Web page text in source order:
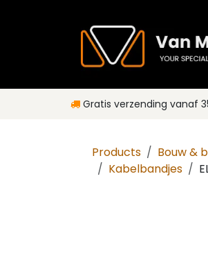
Gratis verzending vanaf
Products Bouw &
Kabelbandjes